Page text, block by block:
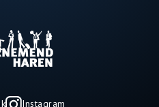
Instagram